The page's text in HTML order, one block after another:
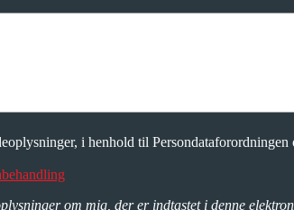
i henhold til Persondataforordningen
om mig, der er indtastet i denne